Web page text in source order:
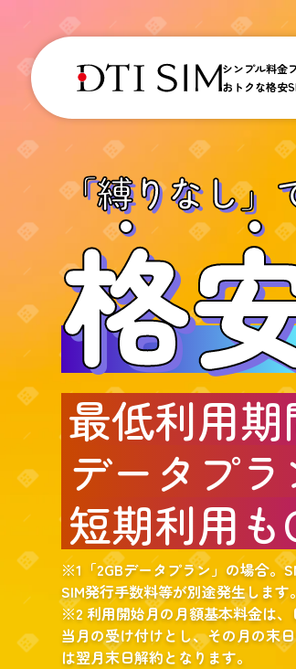
シンプル料金
おトクな格安
「縛りなし」
格
最低利用期
データプラ
短期利用も
※1「2GBデータプラン」の場合。
SIM発行手数料等が別途発生します。
※2 利用開始月の月額基本料金は
当月の受け付けとし、その月の末
は翌月末日解約となります。